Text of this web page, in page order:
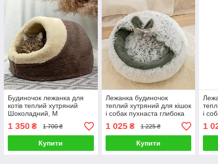
Будиночок лежанка для
котів теплий хутряний
Шоколадний, M
1 350 ₴ 1 700 ₴
Купити
Лежанка будиночок
теплий хутряний для кішок
і собак пухнаста глибока
см, Сірий
1 025₴ 1 225 ₴
Купити
і
см
1